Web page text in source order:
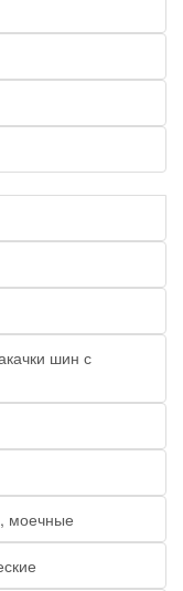
шин с
моечные